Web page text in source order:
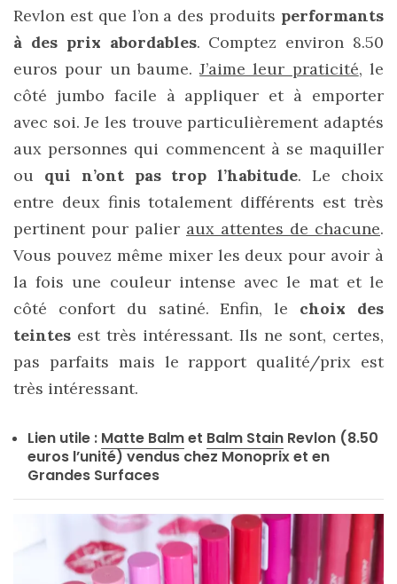
Revlon est que l’on a des produits performants
à des prix abordables. Comptez environ 8.50
euros pour un baume.J’aime leur praticité, le
côté jumbo facile à appliquer et à emporter
avec soi. Je les trouve particulièrement adaptés
aux personnes qui commencent à se maquiller
ou qui n’ont pas trop l’habitude. Le choix
entre deux finis totalement différents est très
pertinent pour palier aux attentes de chacune.
Vous pouvez même mixer les deux pour avoir à
la fois une couleur intense avec le mat et le
côté confort du satiné. Enfin, le choix des
teintes est très intéressant. Ils ne sont, certes,
pas parfaits mais le rapport qualité/prix est
très intéressant.
Lien utile : Matte Balmet Balm Stain Revlon (8.50
euros l’unité) vendus chez Monoprix et en
Grandes Surfaces